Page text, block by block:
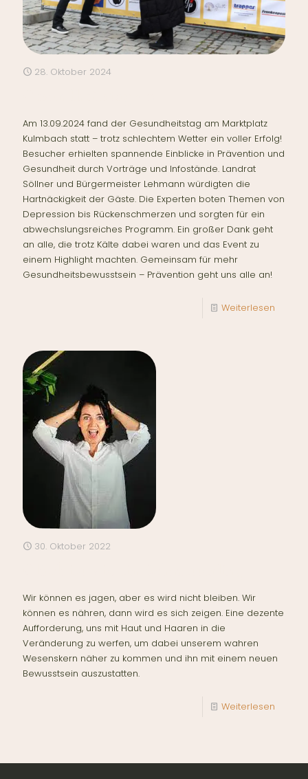
28. Oktober 2024
Am 13.09.2024 fand der Gesundheitstag am Marktplatz
Kulmbach statt – trotz schlechtem Wetter ein voller Erfolg!
Besucher erhielten spannende Einblicke in Prävention und
Gesundheit durch Vorträge und Infostände. Landrat
Söllner und Bürgermeister Lehmann würdigten die
Hartnäckigkeit der Gäste. Die Experten boten Themen von
Depression bis Rückenschmerzen und sorgten für ein
abwechslungsreiches Programm. Ein großer Dank geht
an alle, die trotz Kälte dabei waren und das Event zu
einem Highlight machten. Gemeinsam für mehr
Gesundheitsbewusstsein – Prävention geht uns alle an!
Weiterlesen
30. Oktober 2022
Wir können es jagen, aber es wird nicht bleiben. Wir
können es nähren, dann wird es sich zeigen. Eine dezente
Aufforderung, uns mit Haut und Haaren in die
Veränderung zu werfen, um dabei unserem wahren
Wesenskern näher zu kommen und ihn mit einem neuen
Bewusstsein auszustatten.
Weiterlesen